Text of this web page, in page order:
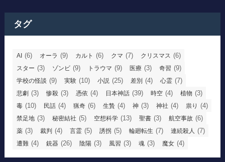
タグ
AI (6) オーラ (9) カルト (6) クマ (7) クリスマス (6)
スター (3) ゾンビ (9) トラウマ (9) 医療 (3) 奇習 (9)
学校の怪談 (9) 実験 (10) 小説 (25) 差別 (4) 心霊 (7)
悲劇 (3) 惨殺 (3) 憑依 (4) 日本神話 (39) 時空 (4) 植物 (3)
毒 (10) 民話 (4) 猟奇 (6) 生贄 (4) 神 (3) 神社 (4) 祟り (4)
禁足地 (3) 秘密結社 (5) 空想科学 (13) 聖書 (3) 航空事故 (6)
薬 (3) 裁判 (4) 言霊 (5) 誘拐 (5) 輪廻転生 (7) 連続殺人 (7)
遭難 (4) 銃器 (26) 陰陽 (3) 風習 (3) 魂 (3) 魔女 (4)